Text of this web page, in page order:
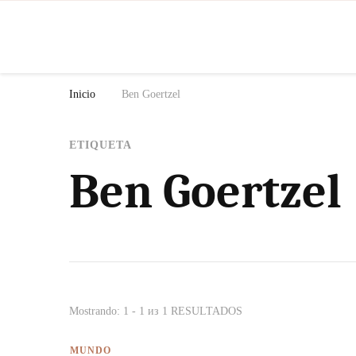
Inicio Ben Goertzel
ETIQUETA
Ben Goertzel
Mostrando: 1 - 1 из 1 RESULTADOS
MUNDO